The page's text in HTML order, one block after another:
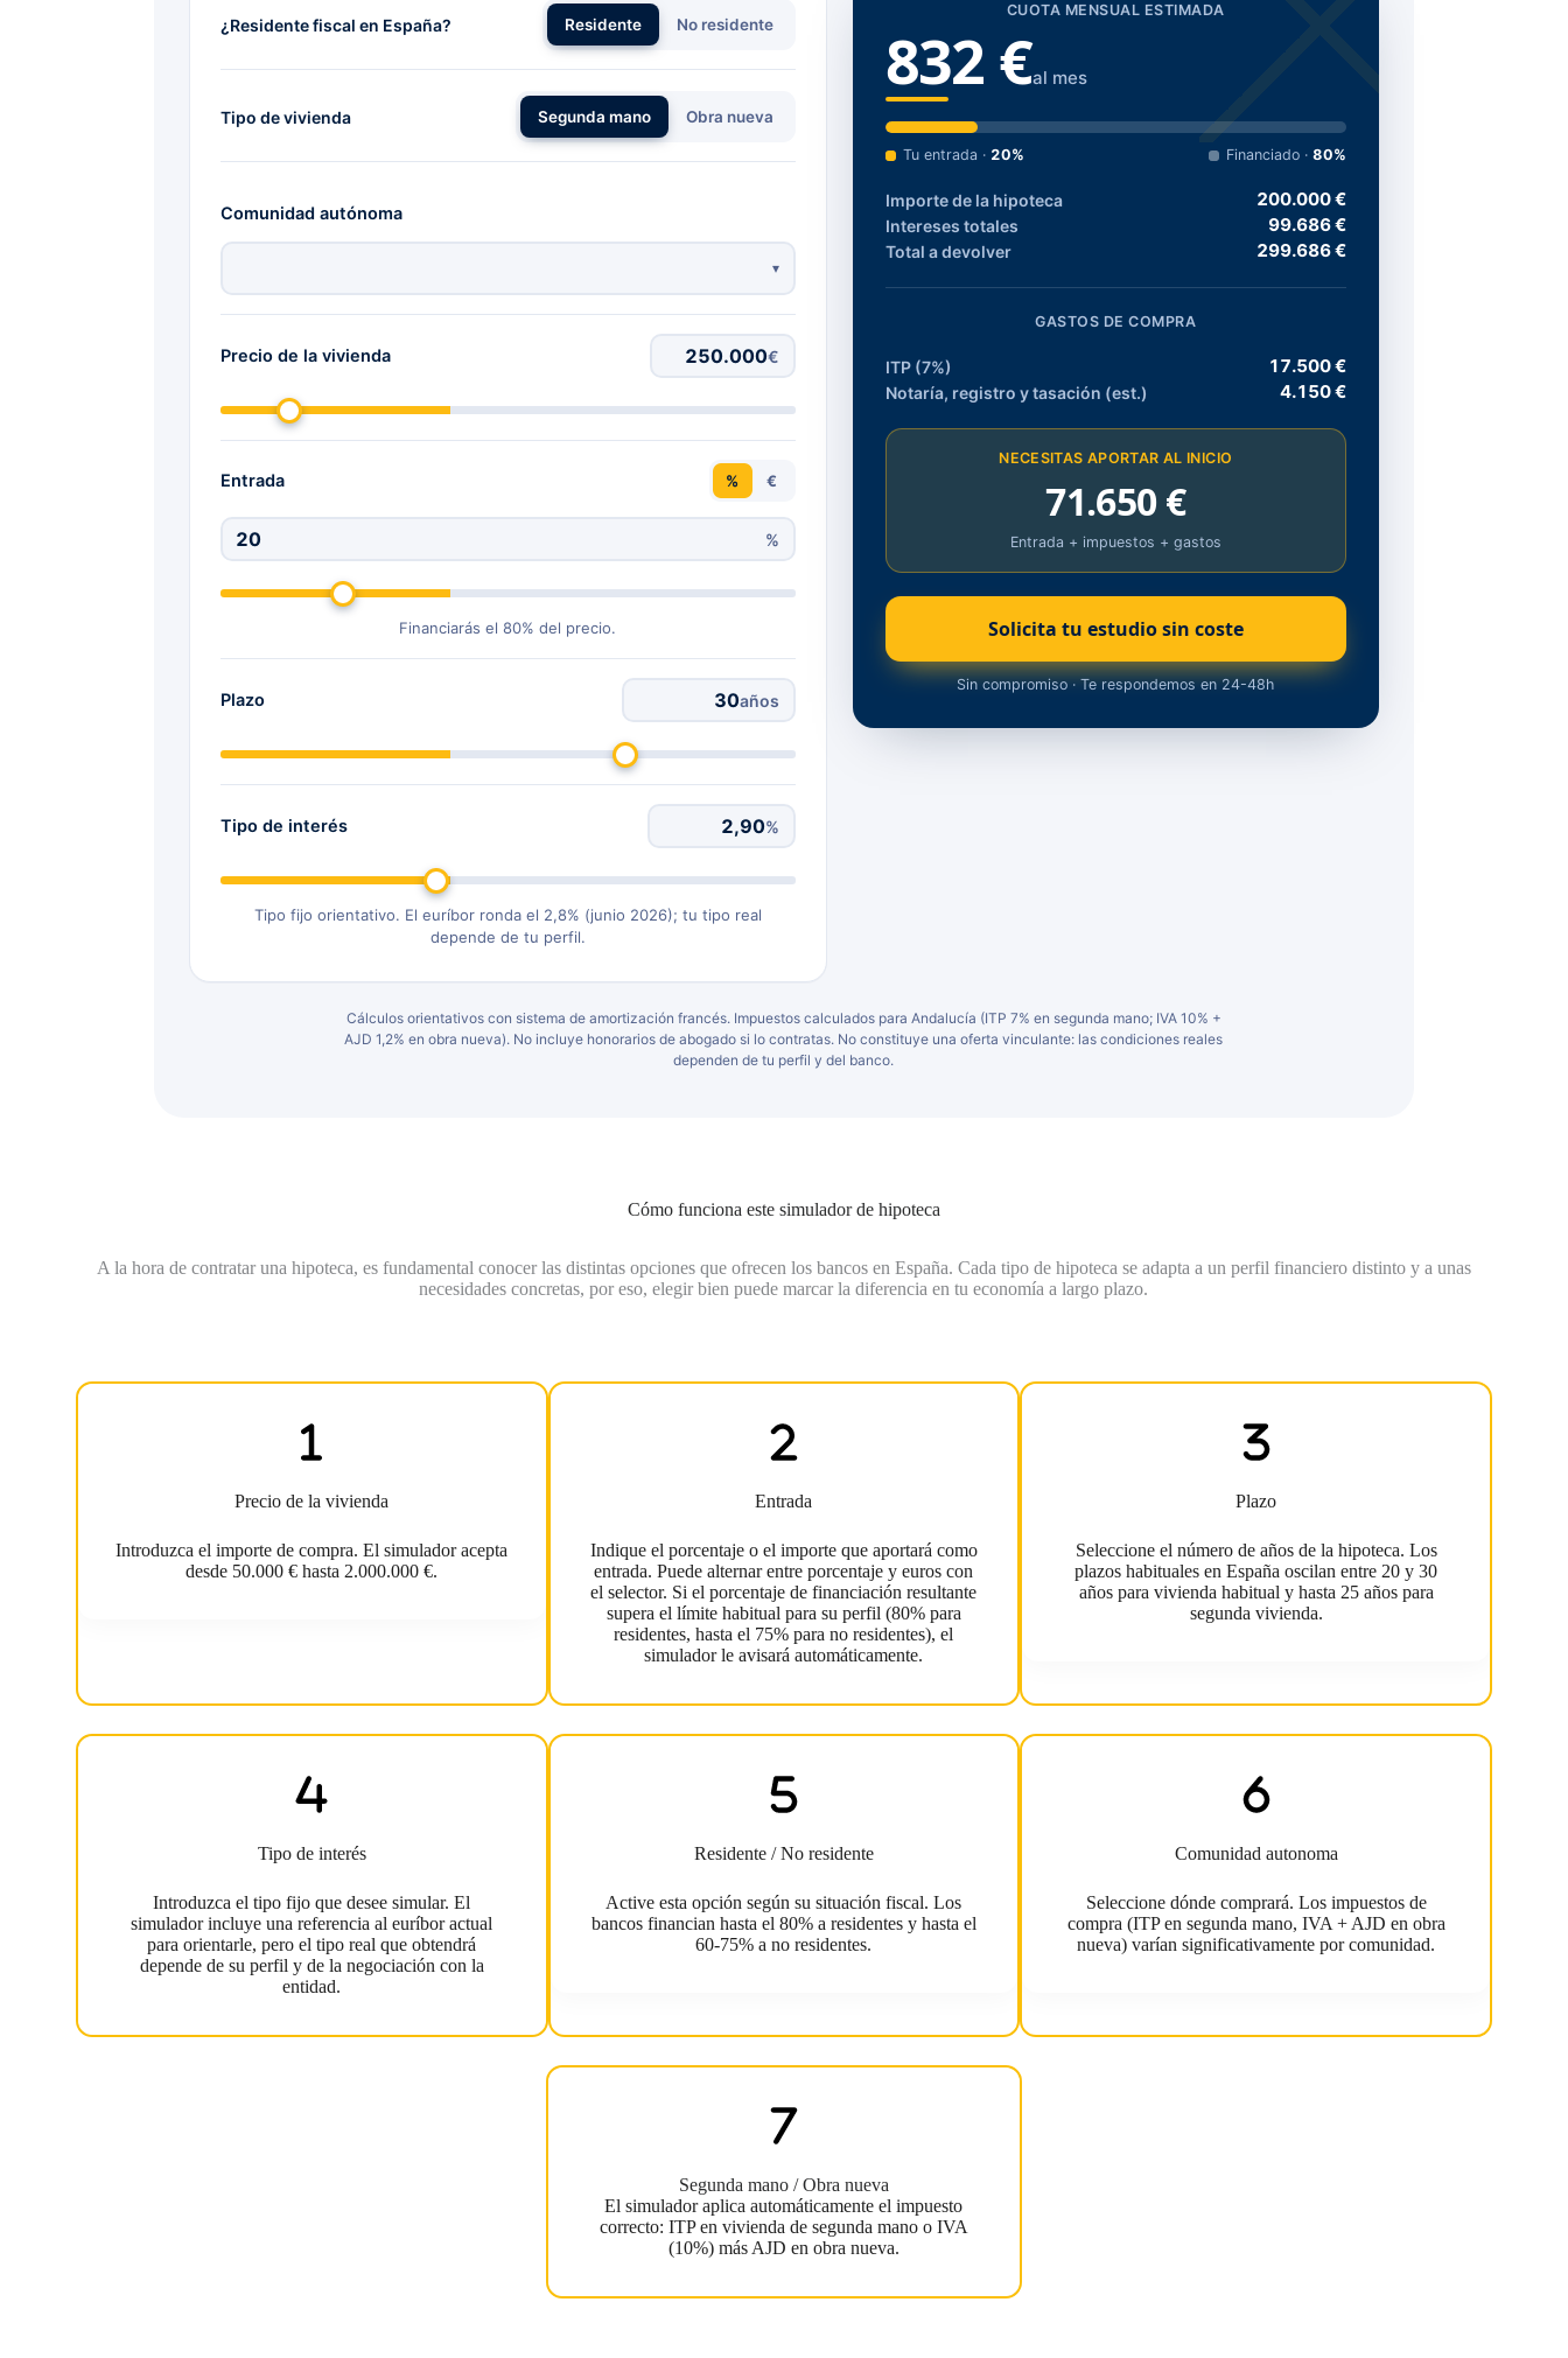
¿Residente fiscal en España? Residente No residente
Tipo de vivienda Segunda mano Obra nueva
Comunidad autónoma
Precio de la vivienda €
Entrada % €
%
Financiarás el 80% del precio.
Plazo años
Tipo de interés %
Tipo fijo orientativo. El euríbor ronda el 2,8% (junio 2026); tu tipo real
depende de tu perfil.
CUOTA MENSUAL ESTIMADA
832 €al mes
Tu entrada · 20% Financiado· 80%
Importe de la hipoteca 200.000 €
Intereses totales 99.686 €
Total a devolver 299.686 €
GASTOS DE COMPRA
ITP (7%) 17.500 €
Notaría, registro y tasación (est.) 4.150 €
NECESITAS APORTAR AL INICIO
71.650 €
Entrada + impuestos + gastos
Solicita tu estudio sin coste
Sin compromiso · Te respondemos en 24-48h
Cálculos orientativos con sistema de amortización francés. Impuestos calculados para Andalucía (ITP 7% en segunda mano; IVA 10% +
AJD 1,2% en obra nueva). No incluye honorarios de abogado si lo contratas. No constituye una oferta vinculante: las condiciones reales
dependen de tu perfil y del banco.
Cómo funciona este simulador de hipoteca
A la hora de contratar una hipoteca, es fundamental conocer las distintas opciones que ofrecen los bancos en España. Cada tipo de hipoteca se adapta a un perfil financiero distinto y a unas
necesidades concretas, por eso, elegir bien puede marcar la diferencia en tu economía a largo plazo.
Precio de la vivienda
Introduzca el importe de compra. El simulador acepta
desde 50.000 € hasta 2.000.000 €.
Entrada
Indique el porcentaje o el importe que aportará como
entrada. Puede alternar entre porcentaje y euros con
el selector. Si el porcentaje de financiación resultante
supera el límite habitual para su perfil (80% para
residentes, hasta el 75% para no residentes), el
simulador le avisará automáticamente.
Plazo
Seleccione el número de años de la hipoteca. Los
plazos habituales en España oscilan entre 20 y 30
años para vivienda habitual y hasta 25 años para
segunda vivienda.
Tipo de interés
Introduzca el tipo fijo que desee simular. El
simulador incluye una referencia al euríbor actual
para orientarle, pero el tipo real que obtendrá
depende de su perfil y de la negociación con la
entidad.
Residente / No residente
Active esta opción según su situación fiscal. Los
bancos financian hasta el 80% a residentes y hasta el
60-75% a no residentes.
Comunidad autonoma
Seleccione dónde comprará. Los impuestos de
compra (ITP en segunda mano, IVA + AJD en obra
nueva) varían significativamente por comunidad.
Segunda mano / Obra nueva
El simulador aplica automáticamente el impuesto
correcto: ITP en vivienda de segunda mano o IVA
(10%) más AJD en obra nueva.